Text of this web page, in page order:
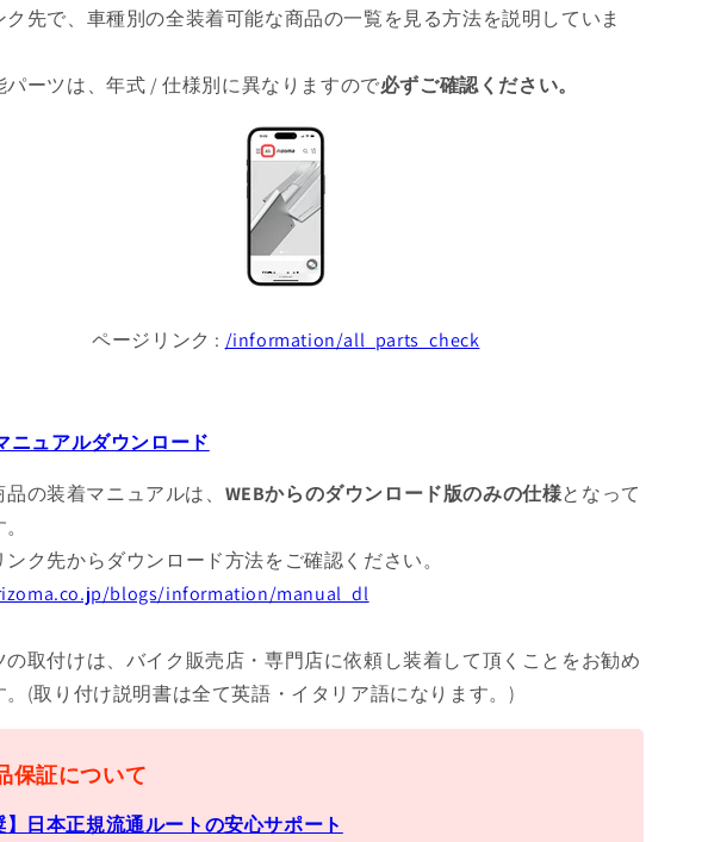
ク先で、車種別の全装着可能な商品の一覧を見る方法を説明していま
パーツは、年式 / 仕様別に異なりますので必ずご確認ください。
ページリンク : /information/all_parts_check
ニュアルダウンロード
の装着マニュアルは、 WEBからのダウンロード版のみの仕様となって
ンク先からダウンロード方法をご確認ください。
blogs/information/manual_dl
取付けは、バイク販売店・専門店に依頼し装着して頂くことをお勧め
。(取り付け説明書は全て英語・イタリア語になります。)
保証について
】日本正規流通ルートの安心サポート